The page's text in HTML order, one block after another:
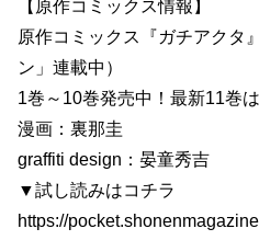
【原作コミックス情報】
原作コミックス『ガチアクタ
ン」連載中）
1巻～10巻発売中！最新11巻
漫画：裏那圭
graffiti design：晏童秀吉
▼試し読みはコチラ
https://